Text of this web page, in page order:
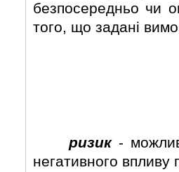
безпосередньо чи
того, що заданi
ризик-
негативного впливу